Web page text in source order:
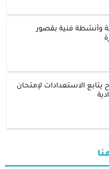
وأنشطة فنية بقصور
الاستعدادات لإمتحان